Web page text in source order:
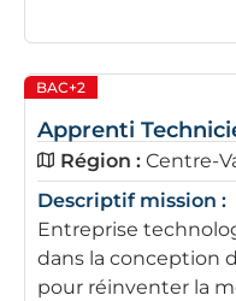
BAC+2
Apprenti
Région : Centre-
Descriptif mission :
Entreprise
dans la conception
pour réinventer la